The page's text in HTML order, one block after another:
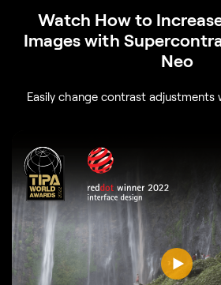
Watch How to
Images with
Neo
Easily change contrast